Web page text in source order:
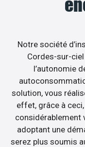
Notre société
Cordes-sur-
l’autonomie
solution, vous
effet, grâce à
considérablement
adoptant une
serez plus soumis